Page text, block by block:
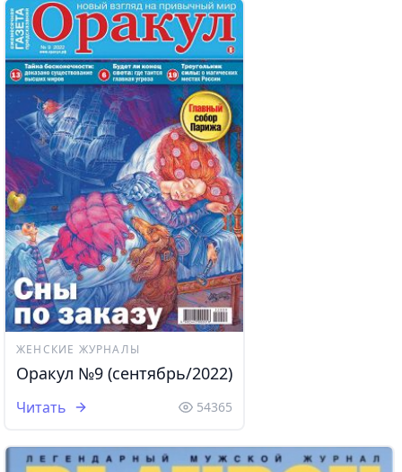
ЖЕНСКИЕ ЖУРНАЛЫ
Оракул №9 (сентябрь/2022)
Читать 54365